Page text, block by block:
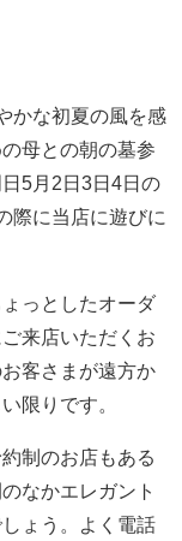
かな初夏の風を感
母との朝の墓参
5月2日3日4日の
際に当店に遊びに
っとしたオーダ
来店いただくお
客さまが遠方か
限りです。
制のお店もある
なかエレガント
ょう。よく電話